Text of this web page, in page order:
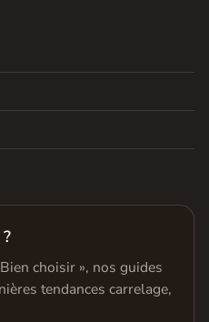
choisir », nos guides
tendances carrelage,